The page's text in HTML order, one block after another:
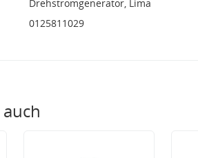
Drehstromgenerator, Lima
0125811029